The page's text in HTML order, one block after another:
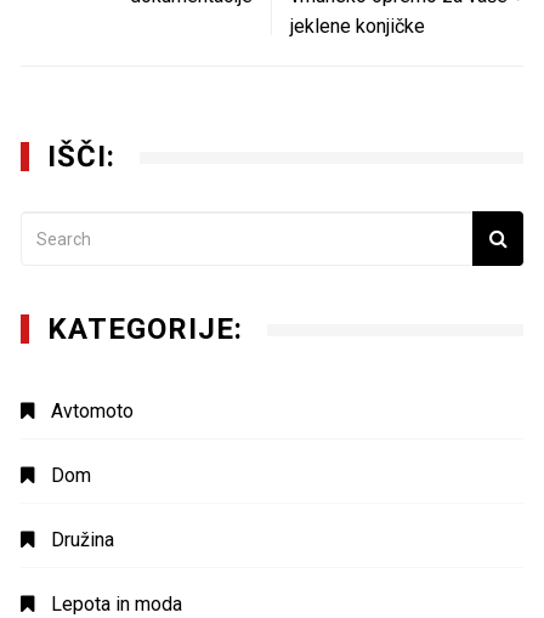
jeklene konjičke
IŠČI:
KATEGORIJE:
Avtomoto
Dom
Družina
Lepota in moda